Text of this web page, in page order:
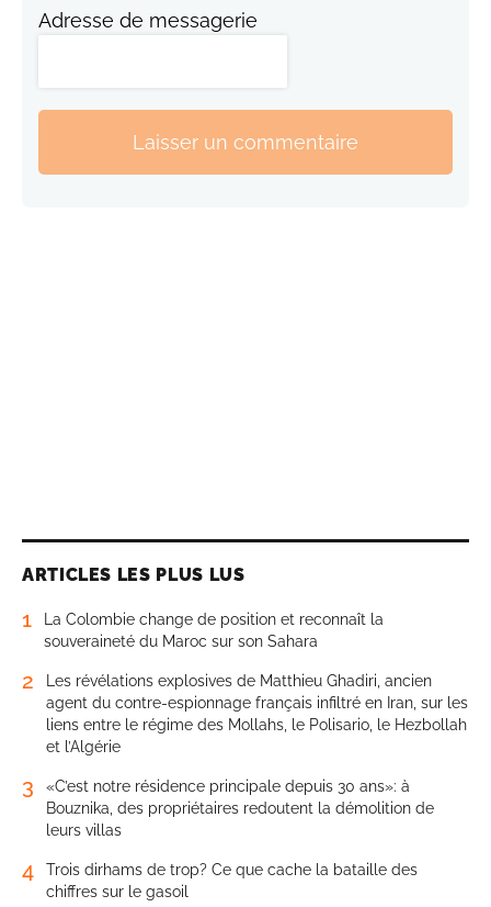
Adresse de messagerie
Laisser un commentaire
ARTICLES LES PLUS LUS
1
La Colombie change de position et reconnaît la
souveraineté du Maroc sur son Sahara
2
Les révélations explosives de Matthieu Ghadiri, ancien
agent du contre-espionnage français infiltré en Iran, sur les
liens entre le régime des Mollahs, le Polisario, le Hezbollah
et l’Algérie
3
«C’est notre résidence principale depuis 30 ans»: à
Bouznika, des propriétaires redoutent la démolition de
leurs villas
4
Trois dirhams de trop? Ce que cache la bataille des
chiffres sur le gasoil